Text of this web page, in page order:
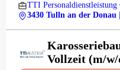
TTI
3430 Tulln an der Donau
Vollzeit (m/